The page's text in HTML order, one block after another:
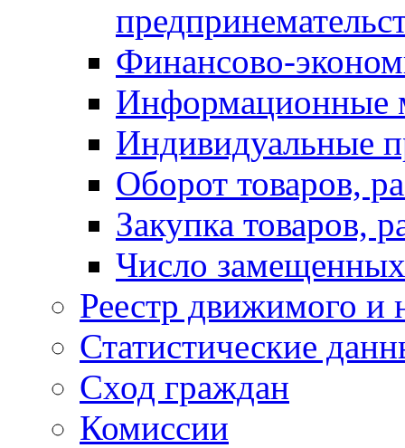
Финансово-
Информационные
Индивидуальные
Оборот товаров,
Закупка товаров,
Число
Реестр движимого и
Статистические
Сход граждан
Комиссии